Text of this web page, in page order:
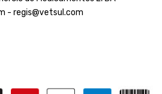
- regis@vetsul.com